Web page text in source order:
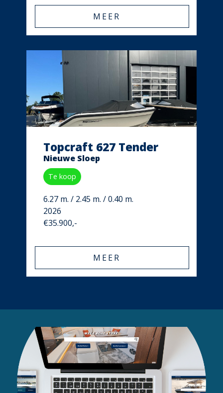
MEER
Topcraft 627 Tender
Nieuwe Sloep
Te koop
6.27 m. / 2.45 m. / 0.40 m.
2026
€35.900,-
MEER